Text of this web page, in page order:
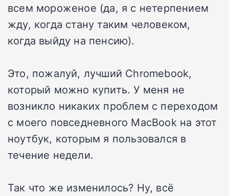
всем мороженое (да, я с нетерпением
жду, когда стану таким человеком,
когда выйду на пенсию).
Это, пожалуй, лучший Chromebook,
который можно купить. У меня не
возникло никаких проблем с переходом
с моего повседневного MacBook на этот
ноутбук, которым я пользовался в
течение недели.
Так что же изменилось? Ну, всё